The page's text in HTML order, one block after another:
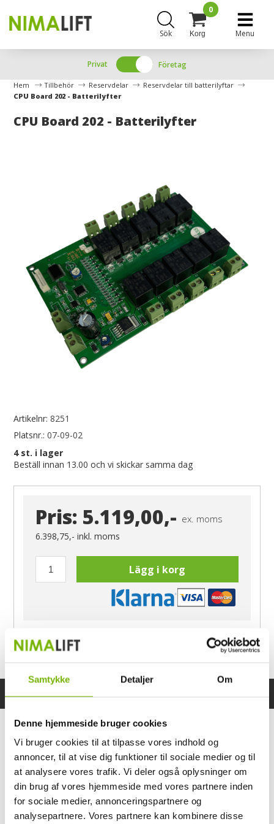
Samtykke Detaljer Om
Denne hjemmeside bruger cookies
Vi bruger cookies til at tilpasse vores indhold og
annoncer, til at vise dig funktioner til sociale medier og til
at analysere vores trafik. Vi deler også oplysninger om
din brug af vores hjemmeside med vores partnere inden
for sociale medier, annonceringspartnere og
analysepartnere. Vores partnere kan kombinere disse
Sök Korg
0
Menu
Privat Företag
Hem Tillbehör Reservdelar
Reservdelar till batterilyftar
CPU Board 202 - Batterilyfter
CPU Board 202 - Batterilyfter
Artikelnr: 8251
Platsnr.: 07-09-02
4st. i lager
Beställ innan 13.00 och vi skickar samma dag
Pris: 5.119,00,- ex. moms
6.398,75,-inkl. moms
Lägg i korg
Specifikationer